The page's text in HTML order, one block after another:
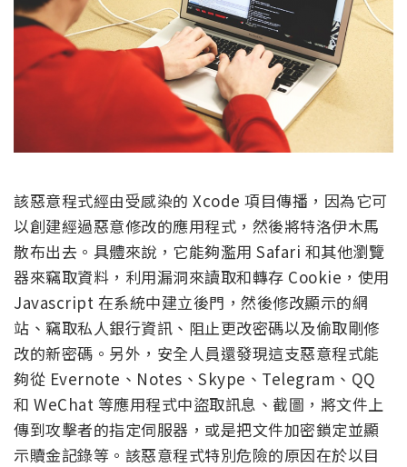
該惡意程式經由受感染的 Xcode 項目傳播，因為它可
以創建經過惡意修改的應用程式，然後將特洛伊木馬
散布出去。具體來說，它能夠濫用 Safari 和其他瀏覽
器來竊取資料，利用漏洞來讀取和轉存 Cookie，使用
Javascript 在系統中建立後門，然後修改顯示的網
站、竊取私人銀行資訊、阻止更改密碼以及偷取剛修
改的新密碼。另外，安全人員還發現這支惡意程式能
夠從 Evernote、Notes、Skype、Telegram、QQ
和 WeChat 等應用程式中盜取訊息、截圖，將文件上
傳到攻擊者的指定伺服器，或是把文件加密鎖定並顯
示贖金記錄等。該惡意程式特別危險的原因在於以目